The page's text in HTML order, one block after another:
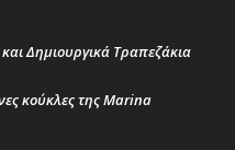
και Δημιουργικά Τραπεζάκια
κούκλες της Marina